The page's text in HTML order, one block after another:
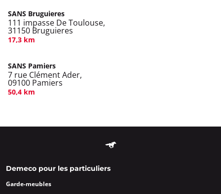
SANS Bruguieres
111 impasse De Toulouse,
31150 Bruguieres
17,3 km
SANS Pamiers
7 rue Clément Ader,
09100 Pamiers
50,4 km
Demeco pour les particuliers
Garde-meubles